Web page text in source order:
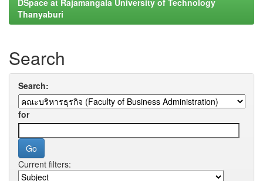
Thanyaburi
Search
Search:
for
Current filters: